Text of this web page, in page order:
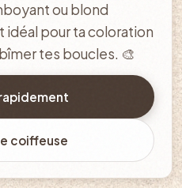
ou blond
pour ta coloration
tes boucles. 🎨
coiffeuse